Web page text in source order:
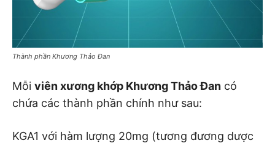
Thành phần Khương Thảo Đan
Mỗi viên xương khớp Khương Thảo Đan có
chứa các thành phần chính như sau:
KGA1 với hàm lượng 20mg (tương đương dược